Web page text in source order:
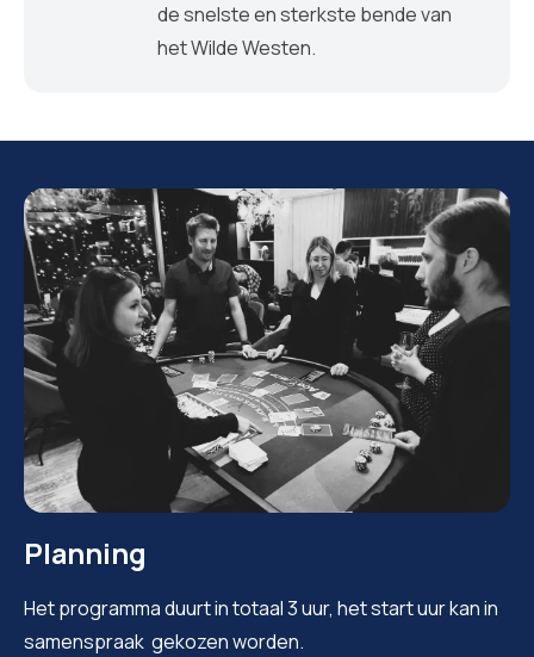
de snelste en sterkste bende van
het Wilde Westen.
Planning
Het programma duurt in totaal 3 uur, het start uur kan in
samenspraak gekozen worden.